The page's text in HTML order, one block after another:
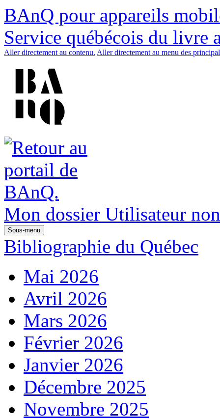
BAnQ pour appareils
Service québécois du livre
Aller directement au contenu. Aller directement au menu des
Mon dossier Utilisateur
Sous-menu
Bibliographie du Québec
Mai 2026
Avril 2026
Mars 2026
Février 2026
Janvier 2026
Décembre 2025
Novembre 2025